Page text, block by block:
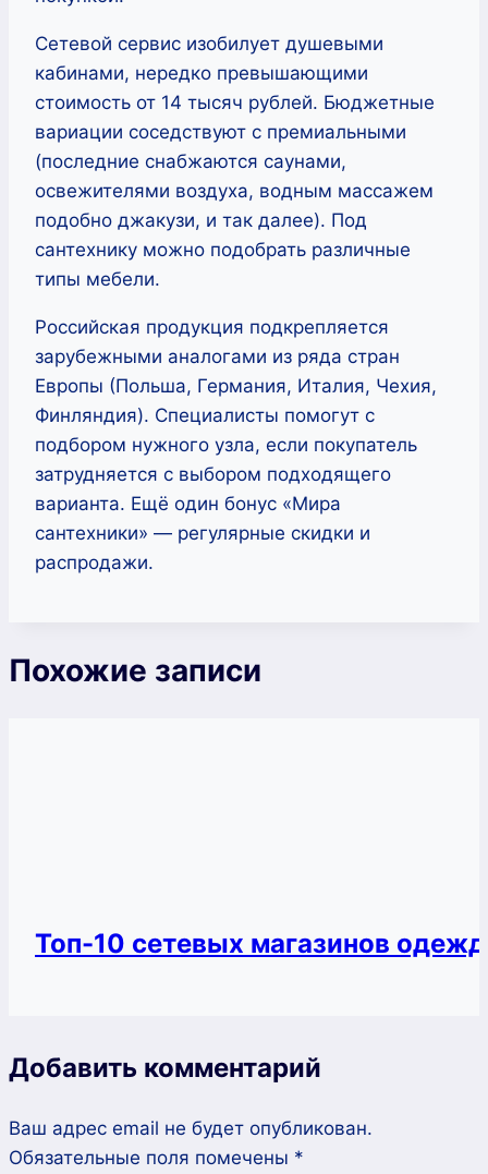
Сетевой сервис изобилует душевыми
кабинами, нередко превышающими
стоимость от 14 тысяч рублей. Бюджетные
вариации соседствуют с премиальными
(последние снабжаются саунами,
освежителями воздуха, водным массажем
подобно джакузи, и так далее). Под
сантехнику можно подобрать различные
типы мебели.
Российская продукция подкрепляется
зарубежными аналогами из ряда стран
Европы (Польша, Германия, Италия, Чехия,
Финляндия). Специалисты помогут с
подбором нужного узла, если покупатель
затрудняется с выбором подходящего
варианта. Ещё один бонус «Мира
сантехники» — регулярные скидки и
распродажи.
Похожие записи
Топ-10 сетевых магазинов
Добавить комментарий
Ваш адрес email не будет опубликован.
Обязательные поля помечены *